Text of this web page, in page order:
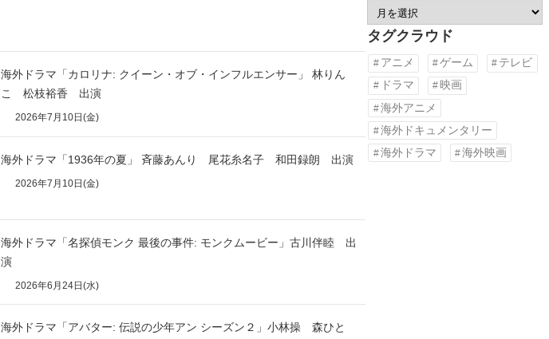
海外ドラマ「カロリナ: クイーン・オブ・インフルエンサー」 林りん
こ 松枝裕香 出演
2026年7月10日(金)
海外ドラマ「1936年の夏」 斉藤あんり 尾花糸名子 和田録朗 出演
2026年7月10日(金)
海外ドラマ「名探偵モンク 最後の事件: モンクムービー」古川伴睦 出
演
2026年6月24日(水)
海外ドラマ「アバター: 伝説の少年アン シーズン２」小林操 森ひと
ー
カ
イ
ブ
タグクラウド
アニメ ゲーム
テレビ
ドラマ
映画
海外アニメ
海外ドキュメンタリー
海外ドラマ
海外映画